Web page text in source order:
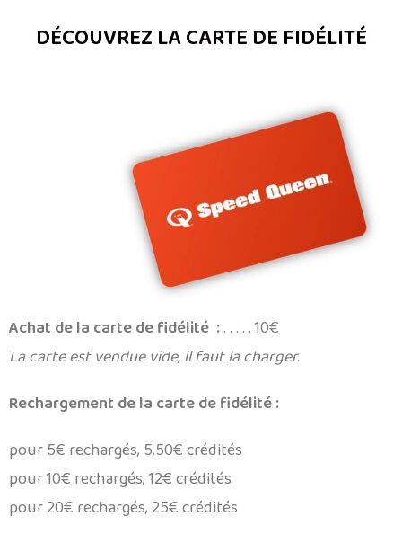
DÉCOUVREZ LA CARTE DE FIDÉLITÉ
Achat de la carte de fidélité :. . . . . 10€
La carte est vendue vide, il faut la charger.
Rechargement de la carte de fidélité :
pour 5€ rechargés, 5,50€ crédités
pour 10€ rechargés, 12€ crédités
pour 20€ rechargés, 25€ crédités